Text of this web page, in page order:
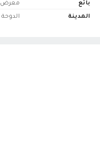
بائع
معرض
المدينة
الدوحة